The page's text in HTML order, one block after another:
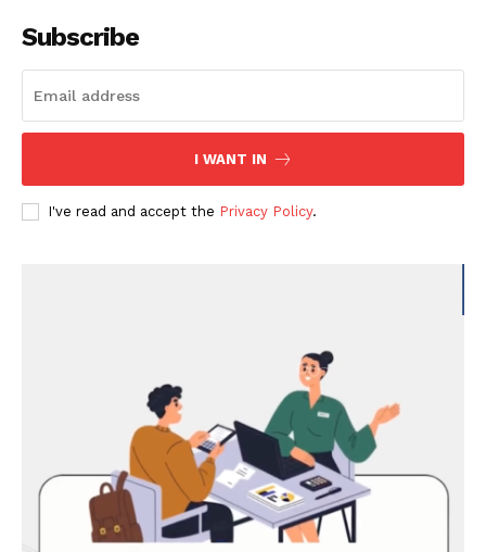
Subscribe
I WANT IN
I've read and accept the Privacy Policy.